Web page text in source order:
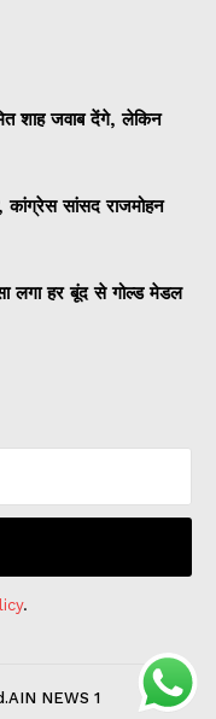
शाह जवाब देंगे, लेकिन
कांग्रेस सांसद राजमोहन
लगा हर बूंद से गोल्ड मेडल
.
NEWS 1